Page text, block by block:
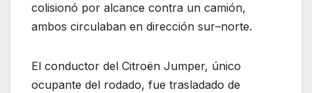
colisionó por alcance contra un camión,
ambos circulaban en dirección sur–norte.
El conductor del Citroën Jumper, único
ocupante del rodado, fue trasladado de